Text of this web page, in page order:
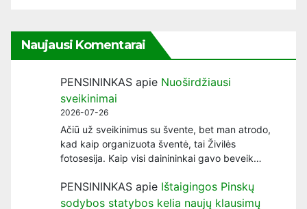
Naujausi Komentarai
PENSININKAS apie Nuoširdžiausi
sveikinimai
2026-07-26
Ačiū už sveikinimus su švente, bet man atrodo,
kad kaip organizuota šventė, tai Živilės
fotosesija. Kaip visi dainininkai gavo beveik…
PENSININKAS apie Ištaigingos Pinskų
sodybos statybos kelia naujų klausimų